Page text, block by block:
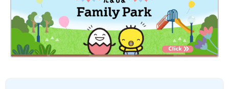
シー）」×ディズニーの、ポップコーン柄パジャマ。ミッキーマ
ウス×ポップコーン×赤ストライプの組み合わせがポップでかわい
いですよね！こちらは綿100％素材でやわらかく、気持ちのいい
生地感だそう♪ パジャマとして販売されていますが、とてもオシ
ャレなので、デイリー使いもできそうですね◎